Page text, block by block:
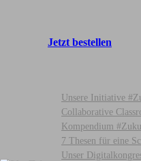
Jetzt bestellen
Unsere Initiative
Collaborative
Kompendium
7 Thesen für eine
Unser